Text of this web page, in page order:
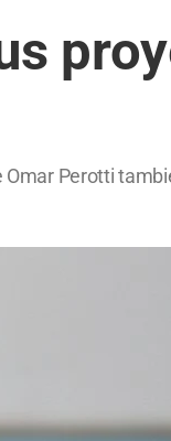
Omar Perotti